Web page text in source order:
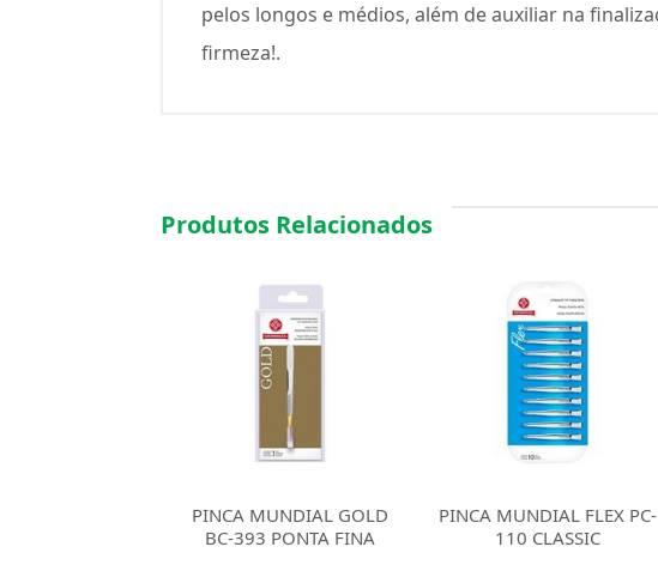
pelos longos e médios, além de auxiliar na
firmeza!.
Produtos Relacionados
PINCA MUNDIAL FLEX PC-
110 CLASSIC
PINCA MUNDIAL GOLD
BC-393 PONTA FINA